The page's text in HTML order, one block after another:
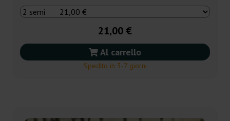
21,00 €
Al carrello
Spedito in 3-7 giorni